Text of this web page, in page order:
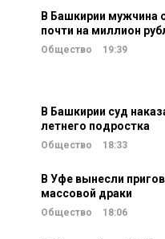
В Башкирии мужчина
почти на миллион
Общество 19:39
В Башкирии суд
летнего подростка
Общество 18:33
В Уфе вынесли
массовой драки
Общество 18:06